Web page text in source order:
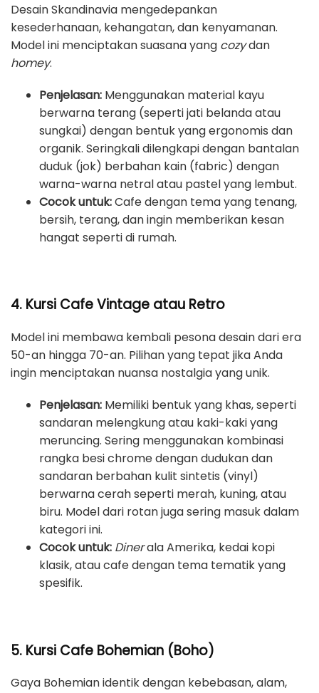
Desain Skandinavia mengedepankan
kesederhanaan, kehangatan, dan kenyamanan.
Model ini menciptakan suasana yang cozydan
homey.
Penjelasan: Menggunakan material kayu
berwarna terang (seperti jati belanda atau
sungkai) dengan bentuk yang ergonomis dan
organik. Seringkali dilengkapi dengan bantalan
duduk (jok) berbahan kain (fabric) dengan
warna-warna netral atau pastel yang lembut.
Cocok untuk:Cafe dengan tema yang tenang,
bersih, terang, dan ingin memberikan kesan
hangat seperti di rumah.
4. Kursi Cafe Vintage atau Retro
Model ini membawa kembali pesona desain dari era
50-an hingga 70-an. Pilihan yang tepat jika Anda
ingin menciptakan nuansa nostalgia yang unik.
Penjelasan: Memiliki bentuk yang khas, seperti
sandaran melengkung atau kaki-kaki yang
meruncing. Sering menggunakan kombinasi
rangka besi chrome dengan dudukan dan
sandaran berbahan kulit sintetis (vinyl)
berwarna cerah seperti merah, kuning, atau
biru. Model dari rotan juga sering masuk dalam
kategori ini.
Cocok untuk: Dinerala Amerika, kedai kopi
klasik, atau cafe dengan tema tematik yang
spesifik.
5. Kursi Cafe Bohemian (Boho)
Gaya Bohemian identik dengan kebebasan, alam,